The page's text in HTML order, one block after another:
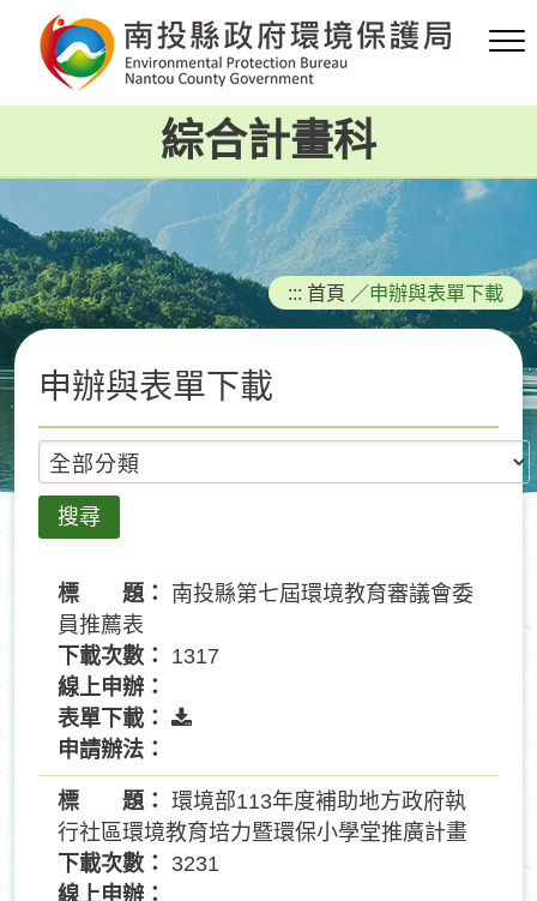
要
容
區
塊
綜合計畫科
::: 首頁 ／申辦與表單下載
申辦與表單下載
南投縣第七屆環境教育審議會委
員推薦表
1317
環境部113年度補助地方政府執
行社區環境教育培力暨環保小學堂推廣計畫
3231